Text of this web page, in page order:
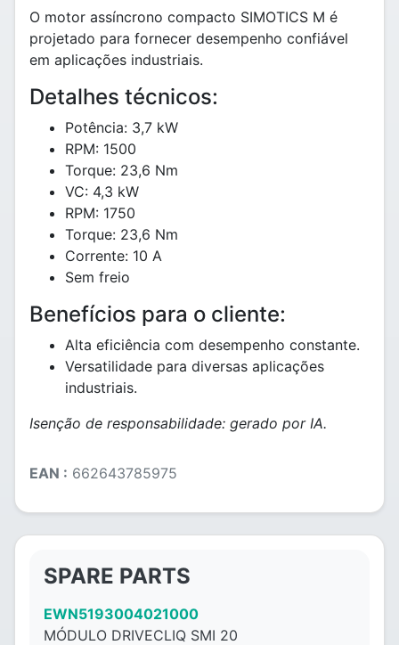
O motor assíncrono compacto SIMOTICS M é
projetado para fornecer desempenho confiável
em aplicações industriais.
Detalhes técnicos:
Potência: 3,7 kW
RPM: 1500
Torque: 23,6 Nm
VC: 4,3 kW
RPM: 1750
Torque: 23,6 Nm
Corrente: 10 A
Sem freio
Benefícios para o cliente:
Alta eficiência com desempenho constante.
Versatilidade para diversas aplicações
industriais.
Isenção de responsabilidade: gerado por IA.
EAN : 662643785975
SPARE PARTS
EWN5193004021000
MÓDULO DRIVECLIQ SMI 20